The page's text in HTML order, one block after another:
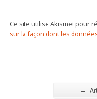
Ce site utilise Akismet pour
sur la façon dont les
←